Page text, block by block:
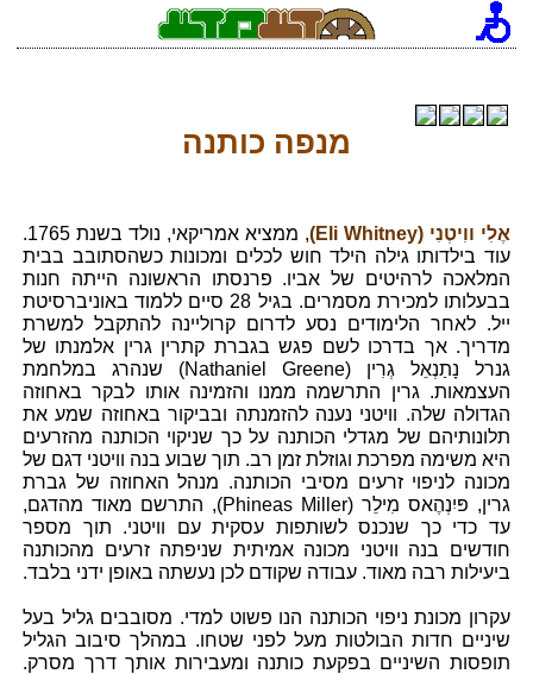
מנפה כותנה
אֶלִי ווִיטְנִי (Eli Whitney)
, ממציא אמריקאי, נולד בשנת 1765.
עוד בילדותו גילה הילד חוש לכלים ומכונות כשהסתובב בבית
המלאכה לרהיטים של אביו. פרנסתו הראשונה הייתה חנות
בבעלותו למכירת מסמרים. בגיל 28 סיים ללמוד באוניברסיטת
ייל. לאחר הלימודים נסע לדרום קרוליינה להתקבל למשרת
מדריך. אך בדרכו לשם פגש בגברת קתרין גרין אלמנתו של
גנרל נָתַנְאֵל גְרִין (Nathaniel Greene) שנהרג במלחמת
העצמאות. גרין התרשמה ממנו והזמינה אותו לבקר באחוזה
הגדולה שלה. וויטני נענה להזמנתה ובביקור באחוזה שמע את
תלונותיהם של מגדלי הכותנה על כך שניקוי הכותנה מהזרעים
היא משימה מפרכת וגוזלת זמן רב. תוך שבוע בנה וויטני דגם של
מכונה לניפוי זרעים מסיבי הכותנה. מנהל האחוזה של גברת
גרין, פּיִנְהֶאס מִילֵר (Phineas Miller), התרשם מאוד מהדגם,
עד כדי כך שנכנס לשותפות עסקית עם וויטני. תוך מספר
חודשים בנה וויטני מכונה אמיתית שניפתה זרעים מהכותנה
ביעילות רבה מאוד. עבודה שקודם לכן נעשתה באופן ידני בלבד.
עקרון מכונת ניפוי הכותנה הנו פשוט למדי. מסובבים גליל בעל
שיניים חדות הבולטות מעל לפני שטחו. במהלך סיבוב הגליל
תופסות השיניים בפקעת כותנה ומעבירות אותך דרך מסרק.